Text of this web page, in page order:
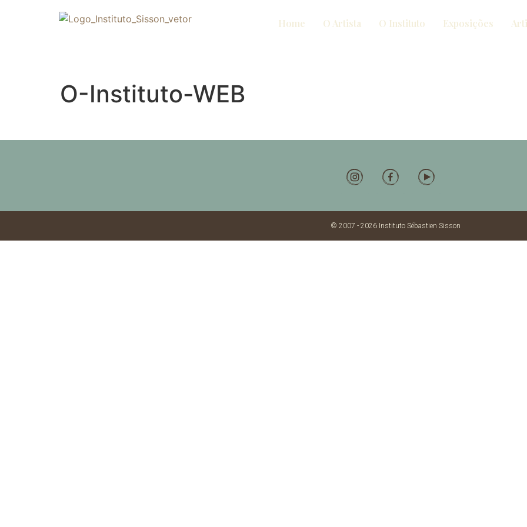
Home O Artista O Instituto Exposições
O-Instituto-WEB
© 2007 - 2026 Instituto Sébastien Sisson